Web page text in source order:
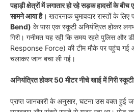
पहाड़ी क्षेत्रों में लगातार हो रहे सड़क हादसों के
सामने आया है। खतरनाक घुमावदार रास्तों के लिए
Bend) के पास एक स्कूटी अनियंत्रित होकर
गिरी। गनीमत यह रही कि समय रहते पुलिस
Response Force) की टीम मौके पर पहुंच
चलाकर जान बचा ली गई।
अनियंत्रित होकर 50 मीटर नीचे खाई में गिरी स्कूटी
प्राप्त जानकारी के अनुसार, घटना उस वक्त हुई